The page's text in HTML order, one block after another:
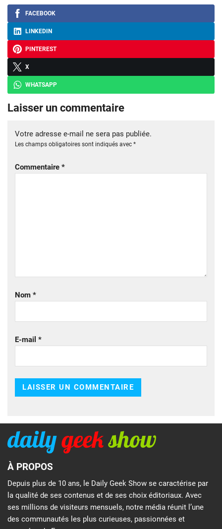
FACEBOOK
LINKEDIN
PINTEREST
X
WHATSAPP
Laisser un commentaire
Votre adresse e-mail ne sera pas publiée.
Les champs obligatoires sont indiqués avec *
Commentaire *
Nom *
E-mail *
À PROPOS
Depuis plus de 10 ans, le Daily Geek Show se caractérise par
la qualité de ses contenus et de ses choix éditoriaux. Avec
ses millions de visiteurs mensuels, notre média réunit l’une
des communautés les plus curieuses, passionnées et